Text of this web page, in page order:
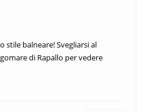
stile balneare! Svegliarsi al
di Rapallo per vedere